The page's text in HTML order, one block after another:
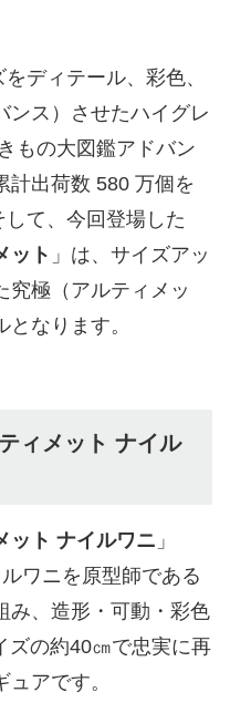
ディテール、彩色、
ンス）させたハイグレ
もの大図鑑アドバン
計出荷数 580 万個を
て、今回登場した
ット 」は、サイズアッ
究極（アルティメッ
なります。
ィメット ナイル
ット ナイルワニ 」
ワニを原型師である
み、造形・可動・彩色
ズの約40㎝で忠実に再
アです。